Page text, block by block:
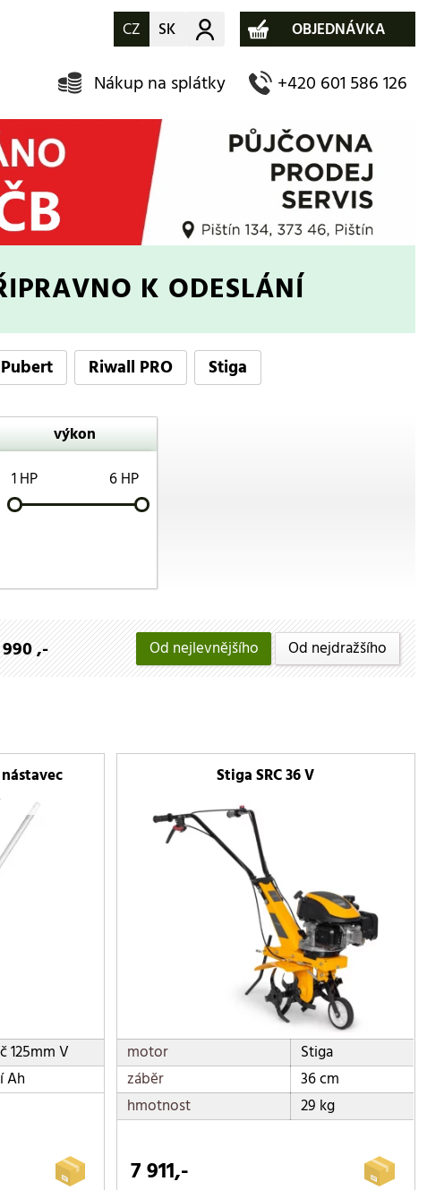
CZ SK Můj účet OBJEDNÁVKA
Nákup na splátky +420 601 586 126
K ODESLÁNÍ
Pubert Riwall PRO Stiga
výkon
1 HP
6 HP
,- Od nejlevnějšího Od nejdražšího
125mm V
Ah
Stiga SRC 36 V
motor
Stiga
záběr
36 cm
hmotnost
29 kg
7 911,-